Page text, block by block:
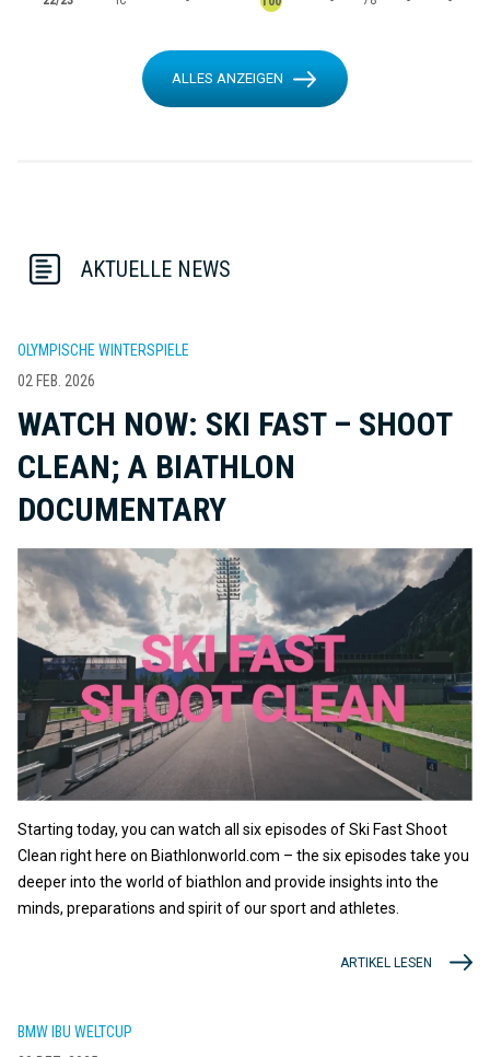
ALLES ANZEIGEN
AKTUELLE NEWS
OLYMPISCHE WINTERSPIELE
02 FEB. 2026
WATCH NOW: SKI FAST – SHOOT
CLEAN; A BIATHLON
DOCUMENTARY
Starting today, you can watch all six episodes of Ski Fast Shoot
Clean right here on Biathlonworld.com – the six episodes take you
deeper into the world of biathlon and provide insights into the
minds, preparations and spirit of our sport and athletes.
ARTIKEL LESEN
BMW IBU WELTCUP